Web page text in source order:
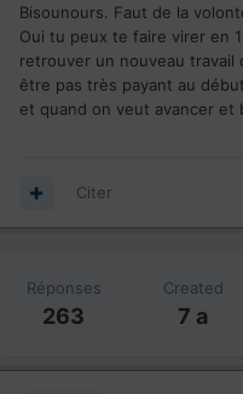
Bisounours. Faut de la
Oui tu peux te faire virer en
retrouver un nouveau travail
être pas très payant au
et quand on veut avancer et
Citer
Réponses
263
Created
7 a